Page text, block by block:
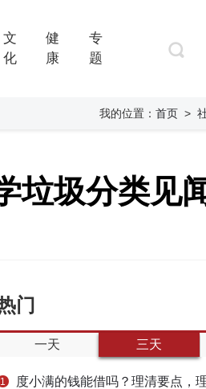
文
化
健
康
专
题
我的位置： 首页 >
垃圾分类见
门
一天 三天
1 度小满的钱能借吗？理清要点，理性